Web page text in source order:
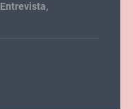
Entrevista,